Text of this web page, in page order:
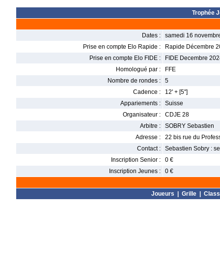
Trophée
Dates :
samedi 16
Prise en compte Elo Rapide :
Rapide Décembre
Prise en compte Elo FIDE :
FIDE Decembre
Homologué par :
FFE
Nombre de rondes :
5
Cadence :
12' + [5'']
Appariements :
Suisse
Organisateur :
CDJE 28
Arbitre :
SOBRY Sebastien
Adresse :
22 bis rue du
Contact :
Sebastien Sobry :
Inscription Senior :
0 €
Inscription Jeunes :
0 €
Joueurs Grille